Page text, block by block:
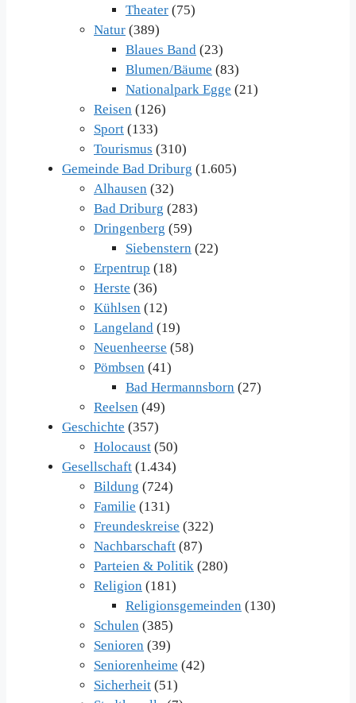
Theater (75)
Natur (389)
Blaues Band (23)
Blumen/Bäume (83)
Nationalpark Egge (21)
Reisen (126)
Sport (133)
Tourismus (310)
Gemeinde Bad Driburg (1.605)
Alhausen (32)
Bad Driburg (283)
Dringenberg (59)
Siebenstern (22)
Erpentrup (18)
Herste (36)
Kühlsen (12)
Langeland (19)
Neuenheerse (58)
Pömbsen (41)
Bad Hermannsborn (27)
Reelsen (49)
Geschichte (357)
Holocaust (50)
Gesellschaft (1.434)
Bildung (724)
Familie (131)
Freundeskreise (322)
Nachbarschaft (87)
Parteien & Politik (280)
Religion (181)
Religionsgemeinden (130)
Schulen (385)
Senioren (39)
Seniorenheime (42)
Sicherheit (51)